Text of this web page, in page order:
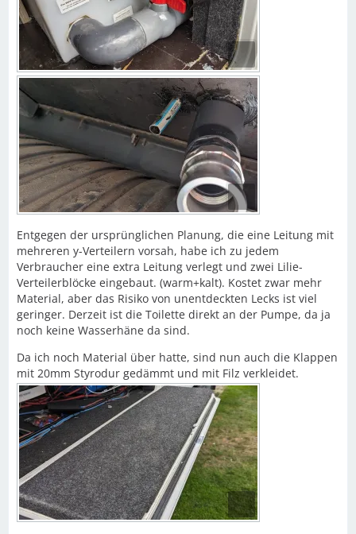
Entgegen der ursprünglichen Planung, die eine Leitung mit
mehreren y-Verteilern vorsah, habe ich zu jedem
Verbraucher eine extra Leitung verlegt und zwei Lilie-
Verteilerblöcke eingebaut. (warm+kalt). Kostet zwar mehr
Material, aber das Risiko von unentdeckten Lecks ist viel
geringer. Derzeit ist die Toilette direkt an der Pumpe, da ja
noch keine Wasserhäne da sind.
Da ich noch Material über hatte, sind nun auch die Klappen
mit 20mm Styrodur gedämmt und mit Filz verkleidet.